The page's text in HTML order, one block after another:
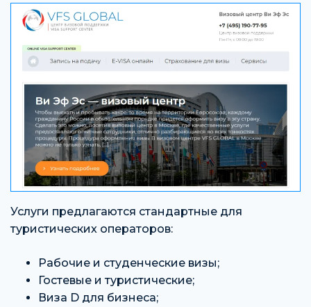
Услуги предлагаются стандартные для
туристических операторов:
Рабочие и студенческие визы;
Гостевые и туристические;
Виза D для бизнеса;